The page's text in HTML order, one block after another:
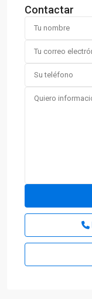
Contactar